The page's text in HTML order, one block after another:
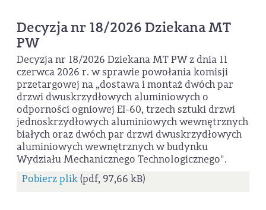
Decyzja nr 18/2026 Dziekana MT
PW
Decyzja nr 18/2026 Dziekana MT PW z dnia 11
czerwca 2026 r. w sprawie powołania komisji
przetargowej na „dostawa i montaż dwóch par
drzwi dwuskrzydłowych aluminiowych o
odporności ogniowej EI-60, trzech sztuki drzwi
jednoskrzydłowych aluminiowych wewnętrznych
białych oraz dwóch par drzwi dwuskrzydłowych
aluminiowych wewnętrznych w budynku
Wydziału Mechanicznego Technologicznego".
Pobierz plik(pdf, 97,66 kB)